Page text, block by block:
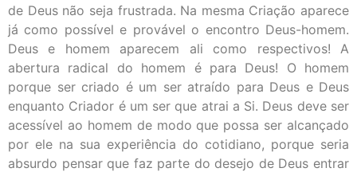
de Deus não seja frustrada. Na mesma Criação aparece
já como possível e provável o encontro Deus-homem.
Deus e homem aparecem ali como respectivos! A
abertura radical do homem é para Deus! O homem
porque ser criado é um ser atraído para Deus e Deus
enquanto Criador é um ser que atrai a Si. Deus deve ser
acessível ao homem de modo que possa ser alcançado
por ele na sua experiência do cotidiano, porque seria
absurdo pensar que faz parte do desejo de Deus entrar